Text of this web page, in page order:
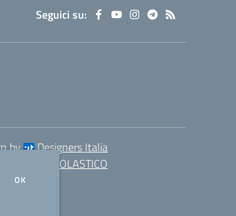
Seguici su:
by
Designers Italia
SCUOLASTICO
COOKIE
OK